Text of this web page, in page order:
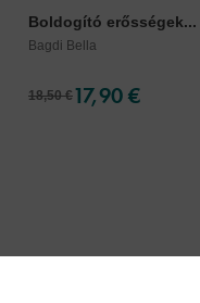
Boldogító erősségek...
Bagdi Bella
18,50 €17,90 €